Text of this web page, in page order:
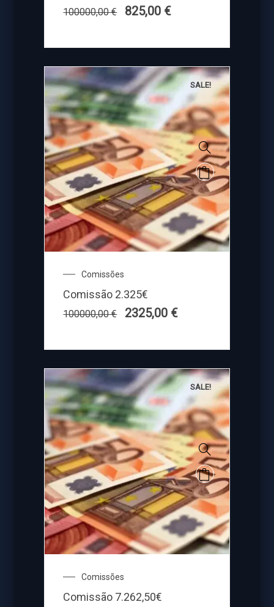
100000,00€ 825,00 €
SALE!
Comissões
Comissão 2.325€
100000,00€ 2325,00 €
SALE!
Comissões
Comissão 7.262,50€